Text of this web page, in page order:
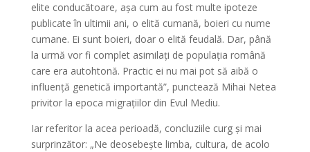
elite conducătoare, așa cum au fost multe ipoteze
publicate în ultimii ani, o elită cumană, boieri cu nume
cumane. Ei sunt boieri, doar o elită feudală. Dar, până
la urmă vor fi complet asimilați de populația română
care era autohtonă. Practic ei nu mai pot să aibă o
influență genetică importantă”, punctează Mihai Netea
privitor la epoca migrațiilor din Evul Mediu.
Iar referitor la acea perioadă, concluziile curg și mai
surprinzător: „Ne deosebește limba, cultura, de acolo